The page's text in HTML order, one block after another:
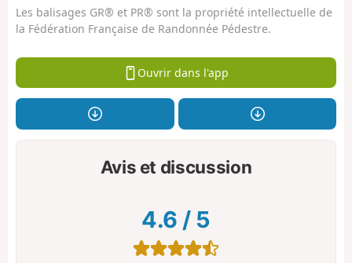
Les balisages GR® et PR® sont la propriété intellectuelle de
la Fédération Française de Randonnée Pédestre.
Ouvrir dans l'app
Avis et discussion
4.6 / 5